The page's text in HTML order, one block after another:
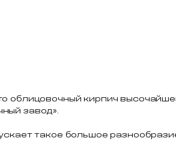
облицовочный кирпич
завод».
такое большое